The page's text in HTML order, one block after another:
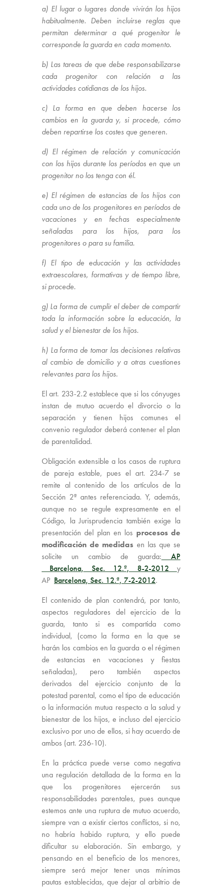
a) El lugar o lugares donde vivirán los hijos
habitualmente. Deben incluirse reglas que
permitan determinar a qué progenitor le
corresponde la guarda en cada momento.
b) Las tareas de que debe responsabilizarse
cada progenitor con relación a las
actividades cotidianas de los hijos.
c) La forma en que deben hacerse los
cambios en la guarda y, si procede, cómo
deben repartirse los costes que generen.
d) El régimen de relación y comunicación
con los hijos durante los períodos en que un
progenitor no los tenga con él.
e) El régimen de estancias de los hijos con
cada uno de los progenitores en períodos de
vacaciones y en fechas especialmente
señaladas para los hijos, para los
progenitores o para su familia.
f) El tipo de educación y las actividades
extraescolares, formativas y de tiempo libre,
si procede.
g) La forma de cumplir el deber de compartir
toda la información sobre la educación, la
salud y el bienestar de los hijos.
h) La forma de tomar las decisiones relativas
al cambio de domicilio y a otras cuestiones
relevantes para los hijos.
El art. 233-2.2 establece que si los cónyuges
instan de mutuo acuerdo el divorcio o la
separación y tienen hijos comunes el
convenio regulador deberá contener el plan
de parentalidad.
Obligación extensible a los casos de ruptura
de pareja estable, pues el art. 234-7 se
remite al contenido de los artículos de la
Sección 2ª antes referenciada. Y, además,
aunque no se regule expresamente en el
Código, la Jurisprudencia también exige la
presentación del plan en los procesos de
modificación de medidas en las que se
solicite un cambio de guarda: AP
Barcelona, Sec. 12.ª, 8-2-2012
y
AP Barcelona, Sec. 12.ª, 7-2-2012.
El contenido de plan contendrá, por tanto,
aspectos reguladores del ejercicio de la
guarda, tanto si es compartida como
individual, (como la forma en la que se
harán los cambios en la guarda o el régimen
de estancias en vacaciones y fiestas
señaladas), pero también aspectos
derivados del ejercicio conjunto de la
potestad parental, como el tipo de educación
o la información mutua respecto a la salud y
bienestar de los hijos, e incluso del ejercicio
exclusivo por uno de ellos, si hay acuerdo de
ambos (art. 236-10).
En la práctica puede verse como negativa
una regulación detallada de la forma en la
que los progenitores ejercerán sus
responsabilidades parentales, pues aunque
estemos ante una ruptura de mutuo acuerdo,
siempre van a existir ciertos conflictos, si no,
no habría habido ruptura, y ello puede
dificultar su elaboración. Sin embargo, y
pensando en el beneficio de los menores,
siempre será mejor tener unas mínimas
pautas establecidas, que dejar al arbitrio de